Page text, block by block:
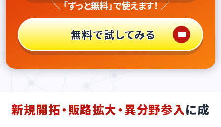
＼ 「ずっと無料」で使えます！ ／
無料で試してみる
新規開拓・販路拡大・異分野参入に成